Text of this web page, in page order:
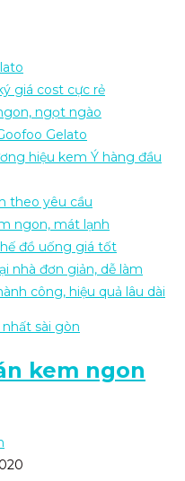
giá cost cực rẻ
ngọt ngào
Gelato
hiệu kem Ý hàng đầu
theo yêu cầu
ngon, mát lạnh
đồ uống giá tốt
nhà đơn giản, dễ làm
công, hiệu quả lâu dài
kem ngon